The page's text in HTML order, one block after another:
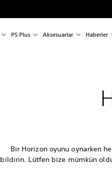
PS Plus Aksesuarlar Haberler
Bir Horizon oyunu oynarken
bildirin. Lütfen bize mümkün